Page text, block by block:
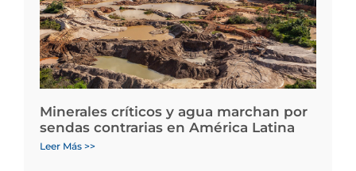
Minerales críticos y agua marchan por
sendas contrarias en América Latina
Leer Más >>